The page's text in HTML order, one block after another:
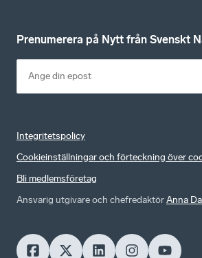
Prenumerera på Nytt från Svenskt
Integritetspolicy
Cookieinställningar och förteckning över
Bli medlemsföretag
Ansvarig utgivare och chefredaktörAnna